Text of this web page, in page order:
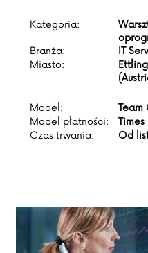
Kategoria:
Branża:
IT
Miasto:
Model:
Team
Model płatności:
Czas trwania:
Od